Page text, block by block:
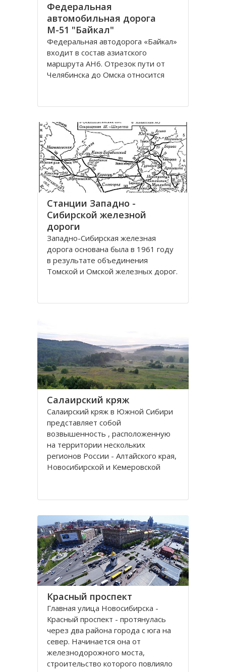
Федеральная
автомобильная дорога
М-51 "Байкал"
Федеральная автодорога «Байкал»
входит в состав азиатского
маршрута AH6. Отрезок пути от
Челябинска до Омска относится
территориям России, Казахстана и
М55. Автомобильная трасса
«Байкал» начинается от г
Станции Западно -
Сибирской железной
дороги
Западно-Сибирская железная
дорога основана была в 1961 году
в результате объединения
Томской и Омской железных дорог.
Сибирской железной дороги
Новосибирской областей
Салаирский кряж
Салаирский кряж в Южной Сибири
представляет собой
возвышенность , расположенную
на территории нескольких
регионов России - Алтайского края,
Новосибирской и Кемеровской
Кряж берет свое начало у гор Алтая
районе рек Томь-Чумыш и Уксунай,
дугой тянется
Красный проспект
Главная улица Новосибирска -
Красный проспект - протянулась
через два района города с юга на
север. Начинается она от
железнодорожного моста,
строительство которого повлияло